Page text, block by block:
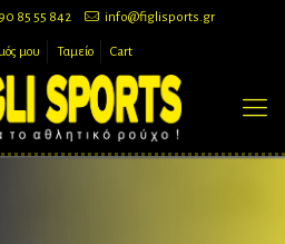
85 55 842 info@figlisports.gr
μου Ταμείο Cart